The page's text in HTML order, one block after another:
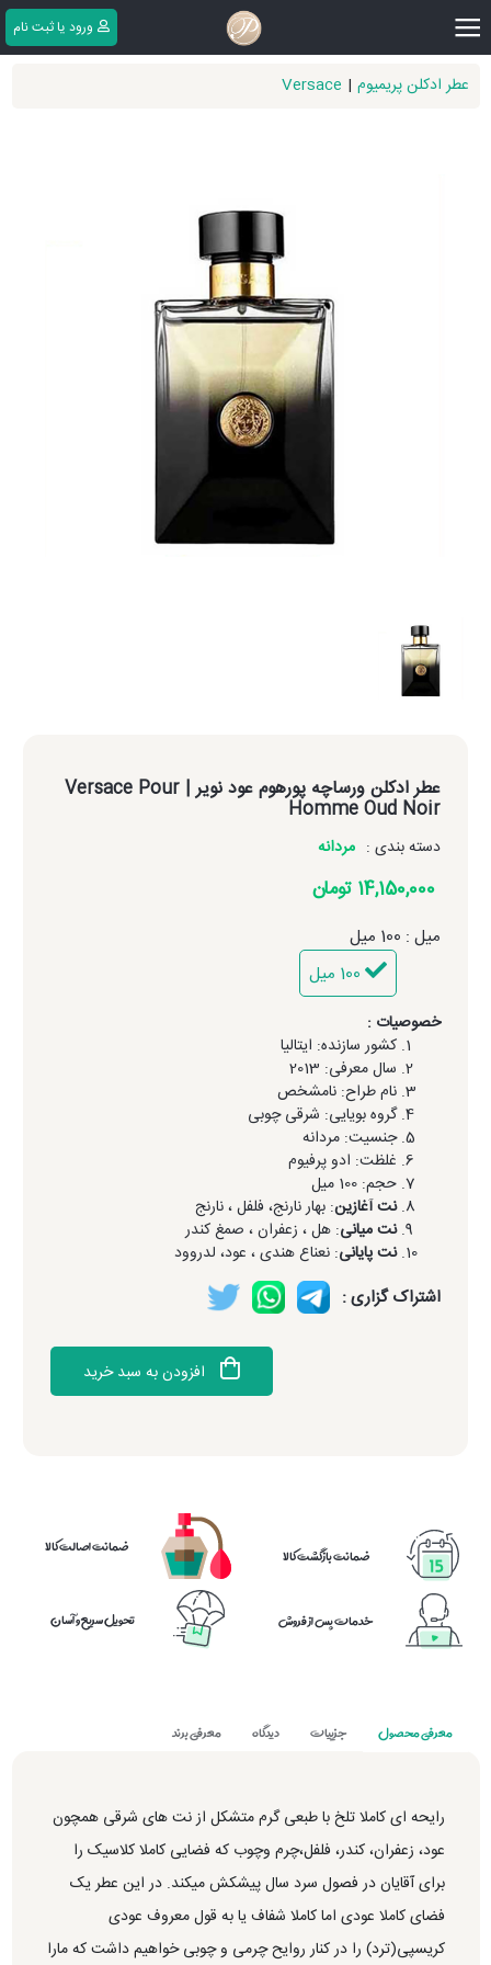
||| ورود یا ثبت ‌نام
عطر ادکلن پریمیوم |
Versace
عطر ادکلن ورساچه پورهوم عود نویر | Versace Pour
Homme Oud Noir
دسته بندی : مردانه
14,150,000 تومان
میل : 100 میل
100 میل
خصوصیات :
کشور سازنده: ایتالیا
سال معرفی: 2013
نام طراح: نامشخص
گروه بویایی: شرقی چوبی
جنسیت: مردانه
غلظت: ادو پرفیوم
حجم: 100 میل
نت آغازین: بهار نارنج، فلفل ، نارنج
نت میانی: هل ، زعفران ، صمغ کندر
نت پایانی: نعناع هندی ، عود، لدروود
اشتراک گزاری :
افزودن به سبد خرید
ضمانت بازگشت کالا ضمانت اصالت کالا
خدمات پس از فروش تحویل سریع و آسان
معرفی محصول جزییات دیدگاه معرفی برند
رایحه ای کاملا تلخ با طبعی گرم متشکل از نت های شرقی همچون
عود، زعفران، کندر، فلفل،چرم وچوب که فضایی کاملا کلاسیک را
برای آقایان در فصول سرد سال پیشکش میکند. در این عطر یک
فضای کاملا عودی اما کاملا شفاف یا به قول معروف عودی
کریسپی(ترد) را در کنار روایح چرمی و چوبی خواهیم داشت که مارا